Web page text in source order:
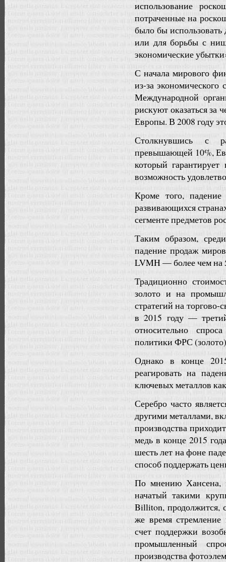
использование
потраченные на
было бы
или для борьбы с
экономические
С начала мирового
из-за
Международной
рискуют оказаться за
Европы. В 2008 году
Столкнувшись с
превышающей 10%,
который
возможность
Кроме того,
развивающихся
сегменте предметов
Таким образом,
падение продаж
LVMH — более чем на
Традиционно
золото и на
стратегий на
в 2015 году —
относительно
политики ФРС
Однако в конце
реагировать на
ключевых металлов
Серебро часто
другими металлами,
производства
медь в конце 2015
шесть лет на фоне
способ поддержать
По мнению Хансена,
начатый такими
Billiton, продолжится,
же время стремление
счет поддержки
промышленный
производства